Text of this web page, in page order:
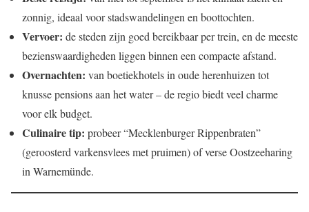
zonnig, ideaal voor stadswandelingen en boottochten.
Vervoer: de steden zijn goed bereikbaar per trein, en de meeste
bezienswaardigheden liggen binnen een compacte afstand.
Overnachten: van boetiekhotels in oude herenhuizen tot
knusse pensions aan het water – de regio biedt veel charme
voor elk budget.
Culinaire tip: probeer “Mecklenburger Rippenbraten”
(geroosterd varkensvlees met pruimen) of verse Oostzeeharing
in Warnemünde.